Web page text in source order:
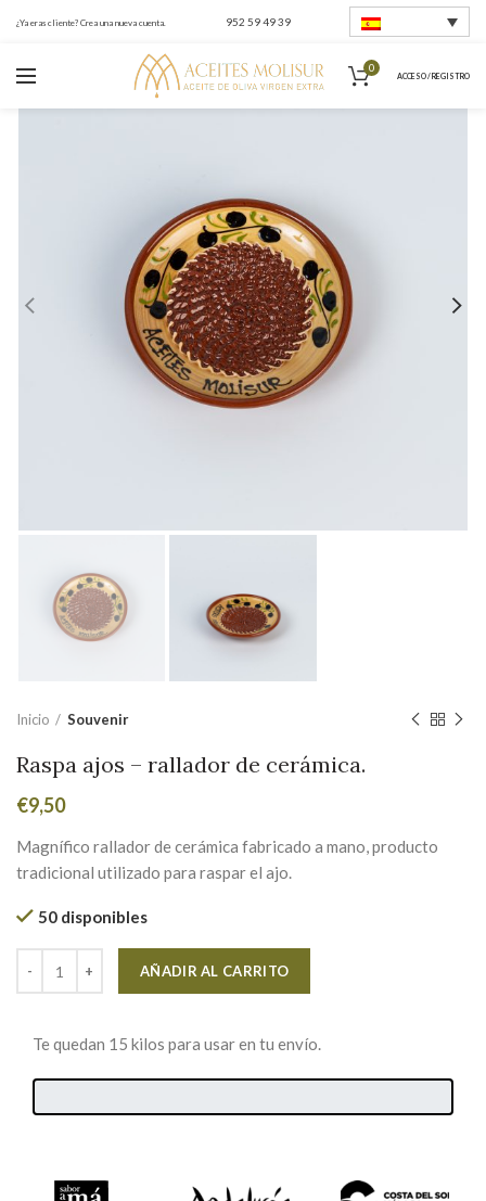
¿Ya eras cliente? Crea una nueva cuenta. 952 59 49 39
0
ACCESO / REGISTRO
Inicio Souvenir
Raspa ajos – rallador de cerámica.
€9,50
Magnífico rallador de cerámica fabricado a mano, producto
tradicional utilizado para raspar el ajo.
50 disponibles
AÑADIR AL CARRITO
Te quedan 15 kilos para usar en tu envío.